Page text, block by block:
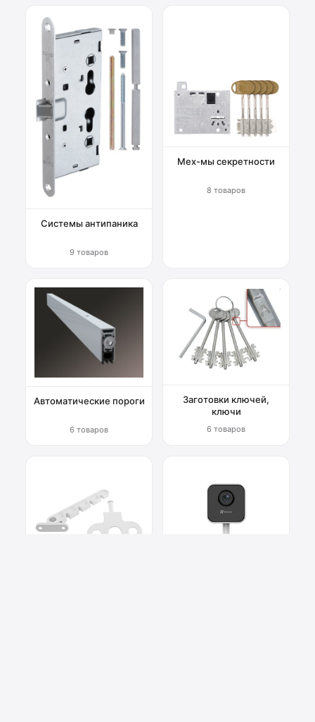
Системы антипаника
9 товаров
Мех-мы секретности
8 товаров
Автоматические пороги
6 товаров
Заготовки ключей,
ключи
6 товаров